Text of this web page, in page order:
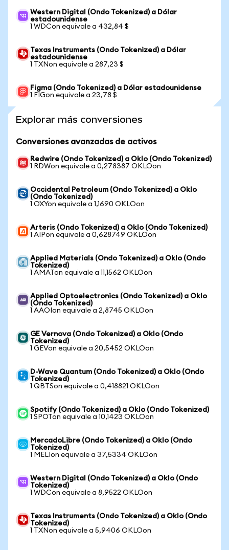
Western Digital (Ondo Tokenized) a Dólar
estadounidense
1 WDCon equivale a 432,84 $
Texas Instruments (Ondo Tokenized) a Dólar
estadounidense
1 TXNon equivale a 287,23 $
Figma (Ondo Tokenized) a Dólar estadounidense
1 FIGon equivale a 23,78 $
Explorar más conversiones
Conversiones avanzadas de activos
Redwire (Ondo Tokenized) a Oklo (Ondo Tokenized)
1 RDWon equivale a 0,278387 OKLOon
Occidental Petroleum (Ondo Tokenized) a Oklo
(Ondo Tokenized)
1 OXYon equivale a 1,1690 OKLOon
Arteris (Ondo Tokenized) a Oklo (Ondo Tokenized)
1 AIPon equivale a 0,628749 OKLOon
Applied Materials (Ondo Tokenized) a Oklo (Ondo
Tokenized)
1 AMATon equivale a 11,1562 OKLOon
Applied Optoelectronics (Ondo Tokenized) a Oklo
(Ondo Tokenized)
1 AAOIon equivale a 2,8745 OKLOon
GE Vernova (Ondo Tokenized) a Oklo (Ondo
Tokenized)
1 GEVon equivale a 20,5452 OKLOon
D-Wave Quantum (Ondo Tokenized) a Oklo (Ondo
Tokenized)
1 QBTSon equivale a 0,418821 OKLOon
Spotify (Ondo Tokenized) a Oklo (Ondo Tokenized)
1 SPOTon equivale a 10,1423 OKLOon
MercadoLibre (Ondo Tokenized) a Oklo (Ondo
Tokenized)
1 MELIon equivale a 37,5334 OKLOon
Western Digital (Ondo Tokenized) a Oklo (Ondo
Tokenized)
1 WDCon equivale a 8,9522 OKLOon
Texas Instruments (Ondo Tokenized) a Oklo (Ondo
Tokenized)
1 TXNon equivale a 5,9406 OKLOon